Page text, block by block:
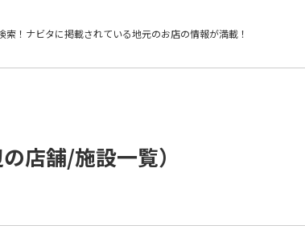
索！ ナビタに掲載されている地元のお店の情報が満載！
店舗/施設一覧）